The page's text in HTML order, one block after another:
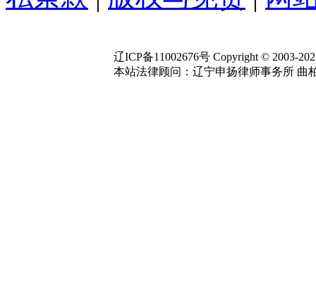
辽ICP备11002676号 Copyright © 2003-
本站法律顾问：辽宁申扬律师事务所 曲